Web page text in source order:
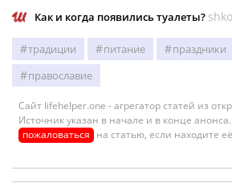
Как и когда появились туалеты?
традиции питание праздники
православие
Сайт lifehelper.one - агрегатор статей из
Источник указан в начале и в конце
пожаловаться на статью, если находите